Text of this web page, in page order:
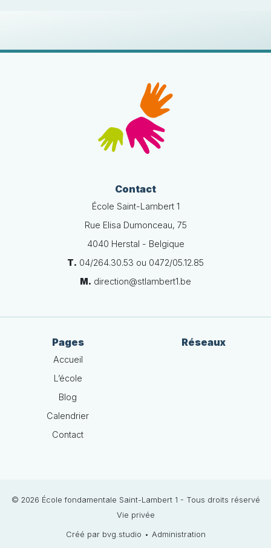
Contact
École Saint-Lambert 1
Rue Elisa Dumonceau, 75
4040 Herstal - Belgique
T. 04/264.30.53 ou 0472/05.12.85
M. direction@stlambert1.be
Pages
Accueil
L’école
Blog
Calendrier
Contact
Réseaux
© 2026 École fondamentale Saint-Lambert 1 - Tous droits réservé
Vie privée
Créé par bvg.studio • Administration